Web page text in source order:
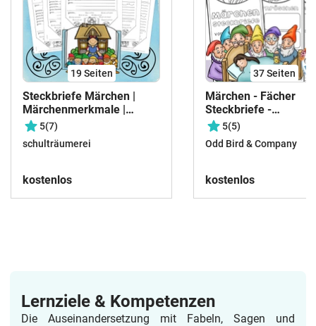
19Seiten
Steckbriefe Märchen |
Märchenmerkmale |
FREEBIE
5(7)
schulträumerei
kostenlos
37Seiten
Märchen - Fächer
Steckbriefe -
Bastelvorlage in 2
Versionen
5(5)
Odd Bird & Company
kostenlos
Lernziele & Kompetenzen
Die Auseinandersetzung mit Fabeln, Sagen und